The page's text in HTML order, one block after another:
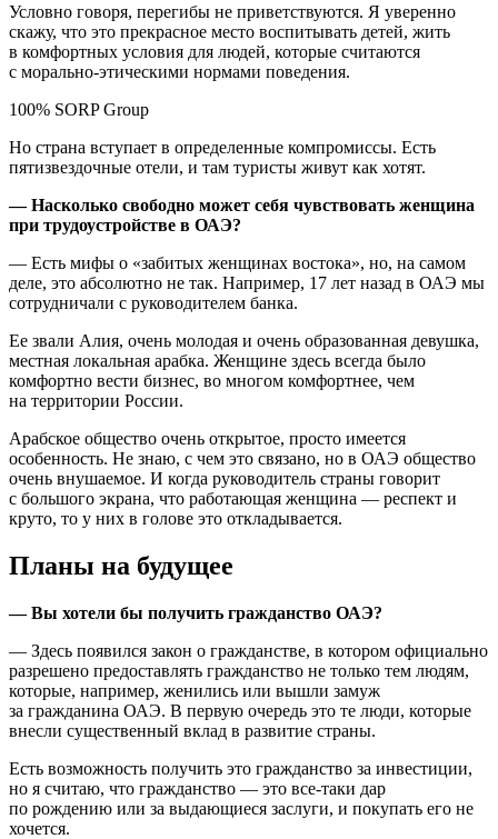
Условно говоря, перегибы не приветствуются. Я уверенно
скажу, что это прекрасное место воспитывать детей, жить
в комфортных условия для людей, которые считаются
с морально-этическими нормами поведения.
100% SORP Group
Но страна вступает в определенные компромиссы. Есть
пятизвездочные отели, и там туристы живут как хотят.
— Насколько свободно может себя чувствовать женщина
при трудоустройстве в ОАЭ?
— Есть мифы о «забитых женщинах востока», но, на самом
деле, это абсолютно не так. Например, 17 лет назад в ОАЭ мы
сотрудничали с руководителем банка.
Ее звали Алия, очень молодая и очень образованная девушка,
местная локальная арабка. Женщине здесь всегда было
комфортно вести бизнес, во многом комфортнее, чем
на территории России.
Арабское общество очень открытое, просто имеется
особенность. Не знаю, с чем это связано, но в ОАЭ общество
очень внушаемое. И когда руководитель страны говорит
с большого экрана, что работающая женщина — респект и
круто, то у них в голове это откладывается.
Планы на будущее
— Вы хотели бы получить гражданство ОАЭ?
— Здесь появился закон о гражданстве, в котором официально
разрешено предоставлять гражданство не только тем людям,
которые, например, женились или вышли замуж
за гражданина ОАЭ. В первую очередь это те люди, которые
внесли существенный вклад в развитие страны.
Есть возможность получить это гражданство за инвестиции,
но я считаю, что гражданство — это все-таки дар
по рождению или за выдающиеся заслуги, и покупать его не
хочется.